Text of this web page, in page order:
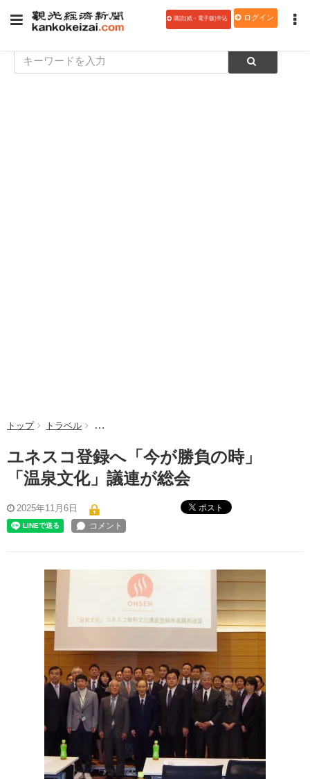
購読(紙・電子版)申込 ログイン
トップ トラベル ユネスコ登録へ「今が勝負の時」 「温泉文化」議
ユネスコ登録へ「今が勝負の時」
「温泉文化」議連が総会
2025年11月6日 ポスト